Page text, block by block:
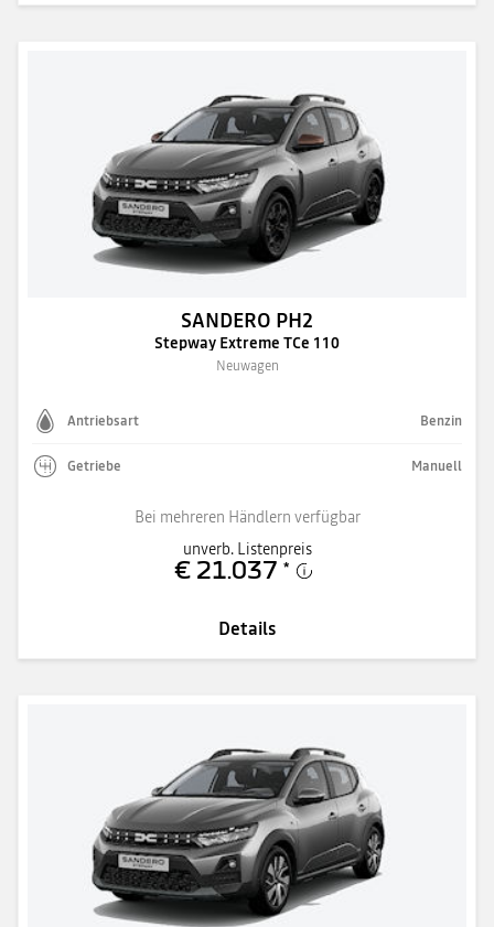
SANDERO PH2
Stepway Extreme TCe 110
Neuwagen
Antriebsart Benzin
Getriebe Manuell
Bei mehreren Händlern verfügbar
unverb. Listenpreis
€ 21.037 *
Details